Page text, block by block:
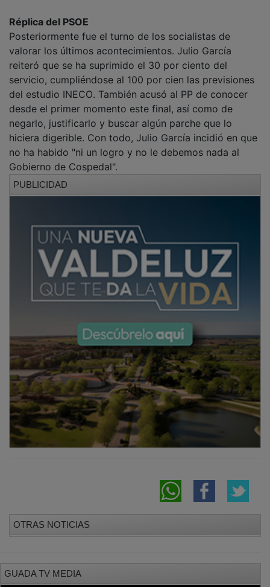
Posteriormente fue el turno de los socialistas de
valorar los últimos acontecimientos. Julio García
reiteró que se ha suprimido el 30 por ciento del
servicio, cumpliéndose al 100 por cien las previsiones
del estudio INECO. También acusó al PP de conocer
desde el primer momento este final, así como de
negarlo, justificarlo y buscar algún parche que lo
hiciera digerible. Con todo, Julio García incidió en que
no ha habido "ni un logro y no le debemos nada al
Gobierno de Cospedal".